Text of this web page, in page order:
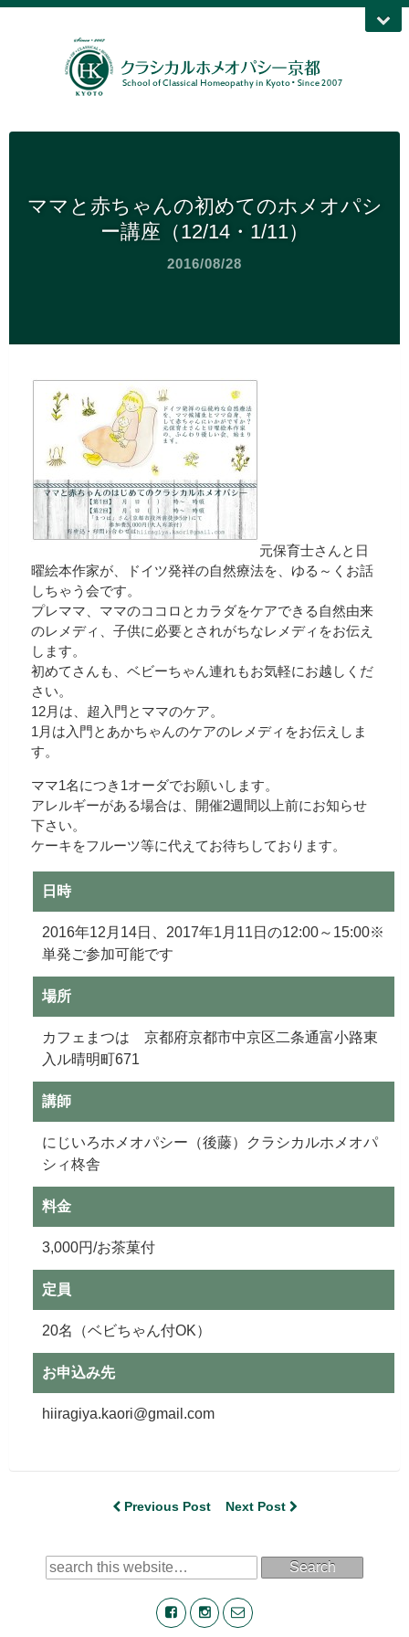
ママと赤ちゃんの初めてのホメオパシ
ー講座（12/14・1/11）
2016/08/28
元保育士さんと日
曜絵本作家が、ドイツ発祥の自然療法を、ゆる～くお話
しちゃう会です。
プレママ、ママのココロとカラダをケアできる自然由来
のレメディ、子供に必要とされがちなレメディをお伝え
します。
初めてさんも、ベビーちゃん連れもお気軽にお越しくだ
さい。
12月は、超入門とママのケア。
1月は入門とあかちゃんのケアのレメディをお伝えしま
す。
ママ1名につき1オーダでお願いします。
アレルギーがある場合は、開催2週間以上前にお知らせ
下さい。
ケーキをフルーツ等に代えてお待ちしております。
日時
2016年12月14日、2017年1月11日の12:00～15:00※
単発ご参加可能です
場所
カフェまつは 京都府京都市中京区二条通富小路東
入ル晴明町671
講師
にじいろホメオパシー（後藤）クラシカルホメオパ
シィ柊舎
料金
3,000円/お茶菓付
定員
20名（ベビちゃん付OK）
お申込み先
hiiragiya.kaori@gmail.com
Previous Post Next Post
Search